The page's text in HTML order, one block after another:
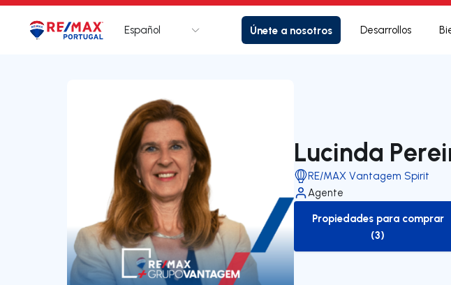
LogotipoIr a la página de inicio
Español Únete a nosotros Desarrollos
Lucinda
RE/MAX Vantagem Spirit
Agente
to-buy-listing
Propiedades para comprar
(3)